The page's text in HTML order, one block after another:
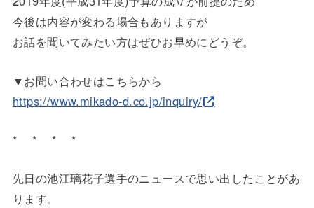
今後は内容が変わる場合もありますが
お話を聞いてみたい方はぜひお早めにどうぞ。
▼お問い合わせはこちらから
https://www.mikado-d.co.jp/inquiry/
* * * *
先日の池江璃花子選手のニュースで思い出したことがあ
ります。